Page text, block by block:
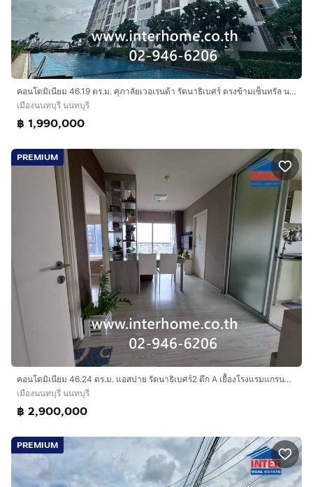
คอนโดมิเนียม 46.19 ตร.ม. ศุภาลัยเวอเรนด้า รัตนาธิเบศร์ ตรงข้ามเซ็นทรัล นอร์ทวิลล์ ซอยรัชนาธิเบศร์17 ถนนรัตนาธิเบศร์ เมืองนนทบุรี นนทบุรี
เมืองนนทบุรี นนทบุรี
฿ 1,990,000
PREMIUM
คอนโดมิเนียม 46.24 ตร.ม. แอสปาย รัตนาธิเบศร์2 ตึก A เยื้องโรงแรมแกรนด์ริชมอนด์ ริมถนนรัตนาธิเบศร์ ถนนงามวงศ์วาน เมืองนนทบุรี นนทบุรี
เมืองนนทบุรี นนทบุรี
฿ 2,900,000
PREMIUM